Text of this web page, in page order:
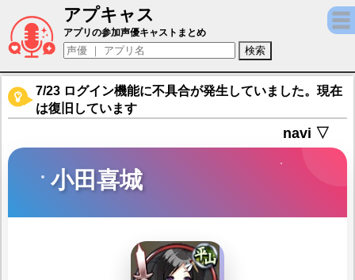
アプキャス
小田喜城（声優：石原夏織)【御城プロジェ
アプリの参加声優キャストまとめ
7/23 ログイン機能に不具合が発生していました。現在
は復旧しています
navi ▽
小田喜城